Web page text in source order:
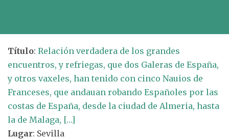
Título: Relación verdadera de los grandes
encuentros, y refriegas, que dos Galeras de España,
y otros vaxeles, han tenido con cinco Nauios de
Franceses, que andauan robando Españoles por las
costas de España, desde la ciudad de Almeria, hasta
la de Malaga, […]
Lugar: Sevilla